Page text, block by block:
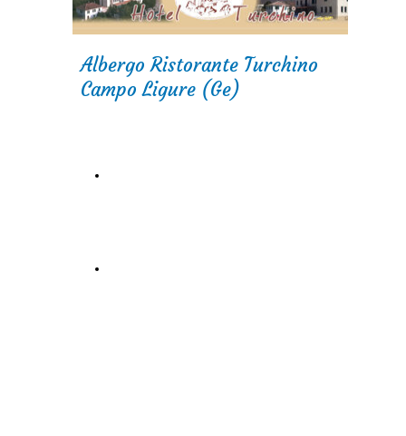
Albergo Ristorante Turchino
Campo Ligure (Ge)